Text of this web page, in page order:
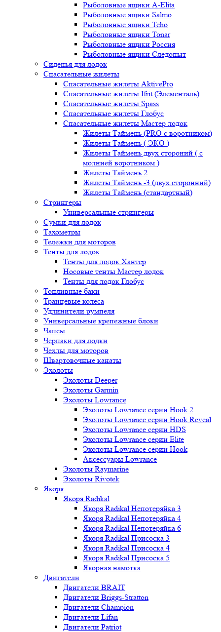
Рыболовные ящики A-Elita
Рыболовные ящики Salmo
Рыболовные ящики Teho
Рыболовные ящики Tonar
Рыболовные ящики Россия
Рыболовные ящики Следопыт
Сиденья для лодок
Спасательные жилеты
Спасательные жилеты AktivePro
Спасательные жилеты Ifrit (Элементаль)
Спасательные жилеты Spass
Спасательные жилеты Глобус
Спасательные жилеты Мастер лодок
Жилеты Таймень (PRO c воротником)
Жилеты Таймень ( ЭКО )
Жилеты Таймень двух стороний ( с
молнией воротником )
Жилеты Таймень 2
Жилеты Таймень -3 (двух.сторонний)
Жилеты Таймень (стандартный)
Стрингеры
Универсальные стрингеры
Сумки для лодок
Тахометры
Тележки для моторов
Тенты для лодок
Тенты для лодок Хантер
Носовые тенты Мастер лодок
Тенты для лодок Глобус
Топливные баки
Транцевые колеса
Удлинители румпеля
Универсальные крепежные блоки
Чапсы
Черпаки для лодки
Чехлы для моторов
Швартовочные канаты
Эхолоты
Эхолоты Deeper
Эхолоты Garmin
Эхолоты Lowrance
Эхолоты Lowrance серии Hook 2
Эхолоты Lowrance серии Hook Reveal
Эхолоты Lowrance серии HDS
Эхолоты Lowrance серии Elite
Эхолоты Lowrance серии Hook
Аксессуары Lowrance
Эхолоты Raymarine
Эхолоты Rivotek
Якоря
Якоря Radikal
Якоря Radikal Непотеряйка 3
Якоря Radikal Непотеряйка 4
Якоря Radikal Непотеряйка 6
Якоря Radikal Присоска 3
Якоря Radikal Присоска 4
Якоря Radikal Присоска 5
Якорная намотка
Двигатели
Двигатели BRAIT
Двигатели Briggs-Stratton
Двигатели Champion
Двигатели Lifan
Двигатели Patriot